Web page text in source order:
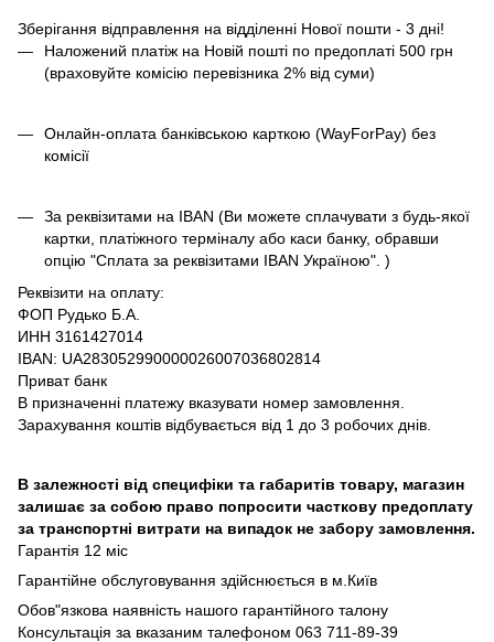
Зберігання відправлення на відділенні Нової пошти - 3 дні!
Наложений платіж на Новій пошті по предоплаті 500 грн
(враховуйте комісію перевізника 2% від суми)
Онлайн-оплата банківською карткою (WayForPay) без
комісії
За реквізитами на IBAN (Ви можете сплачувати з будь-якої
картки, платіжного терміналу або каси банку, обравши
опцію "Сплата за реквізитами IBAN Україною". )
Реквізити на оплату:
ФОП Рудько Б.А.
ИНН 3161427014
IBAN: UA283052990000026007036802814
Приват банк
В призначенні платежу вказувати номер замовлення.
Зарахування коштів відбувається від 1 до 3 робочих днів.
В залежності від специфіки та габаритів товару, магазин
залишає за собою право попросити часткову предоплату
за транспортні витрати на випадок не забору замовлення.
Гарантія 12 міс
Гарантійне обслуговування здійснюється в м.Київ
Обов"язкова наявність нашого гарантійного талону
Консультація за вказаним талефоном 063 711-89-39